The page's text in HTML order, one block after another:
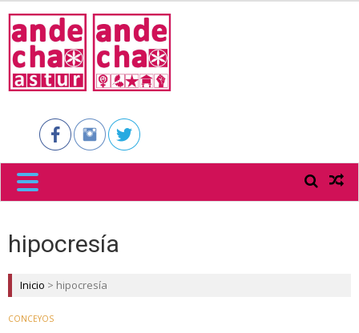
ASTUR
hipocresía
Inicio > hipocresía
CONCEYOS